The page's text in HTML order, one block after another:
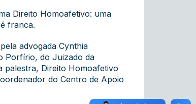
Direito Homoafetivo: uma
franca.
advogada Cynthia
Porfírio, do Juizado da
palestra, Direito Homoafetivo
do Centro de Apoio